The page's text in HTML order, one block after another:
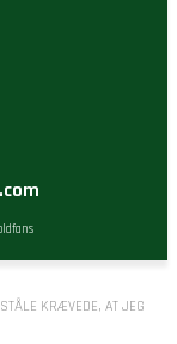
KRÆVEDE, AT JEG